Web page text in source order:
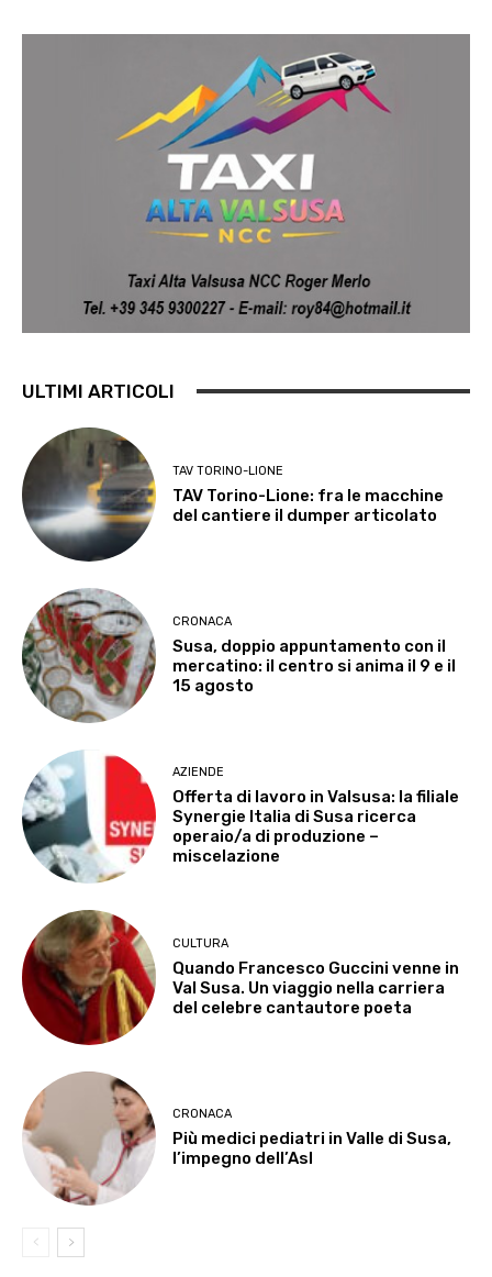
ULTIMI ARTICOLI
TAV TORINO-LIONE
TAV Torino-Lione: fra le macchine
del cantiere il dumper articolato
CRONACA
Susa, doppio appuntamento con il
mercatino: il centro si anima il 9 e il
15 agosto
AZIENDE
Offerta di lavoro in Valsusa: la filiale
Synergie Italia di Susa ricerca
operaio/a di produzione –
miscelazione
CULTURA
Quando Francesco Guccini venne in
Val Susa. Un viaggio nella carriera
del celebre cantautore poeta
CRONACA
Più medici pediatri in Valle di Susa,
l’impegno dell’Asl